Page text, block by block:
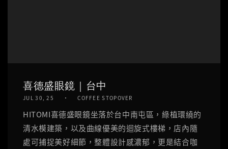
喜德盛眼鏡｜台中
JUL 30, 25 COFFEE STOPOVER
HITOMI喜德盛眼鏡坐落於台中南屯區，綠植環繞的
清水模建築，以及曲線優美的迴旋式樓梯，店內隨
處可捕捉美好細節，整體設計感濃郁，更是結合咖